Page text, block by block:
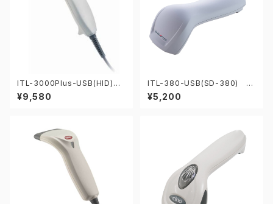
ITL-3000Plus-USB(HID) 1
次元バーコードリーダー
¥9,580
ITL-380-USB(SD-380) 1
次元CCDバーコードリーダー
¥5,200